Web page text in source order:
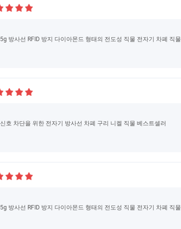
5g 방사선 RFID 방지 다이아몬드 형태의 전도성 직물 전자기 차폐 직물
신호 차단을 위한 전자기 방사선 차폐 구리 니켈 직물 베스트셀러
5g 방사선 RFID 방지 다이아몬드 형태의 전도성 직물 전자기 차폐 직물